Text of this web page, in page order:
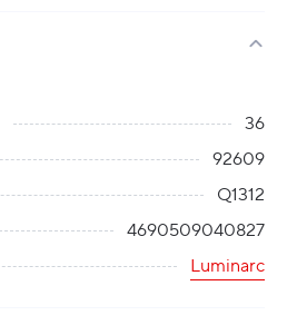
36
92609
Q1312
4690509040827
Luminarc